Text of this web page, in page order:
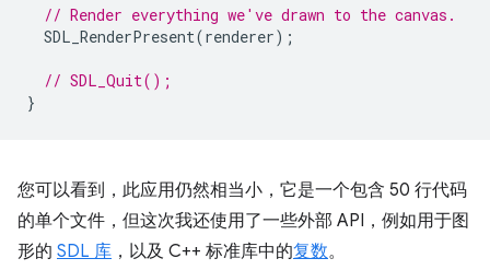
// Render everything we've drawn to the canvas.
SDL_RenderPresent(renderer);
// SDL_Quit();
}
您可以看到，此应用仍然相当小，它是一个包含 50 行代码
的单个文件，但这次我还使用了一些外部 API，例如用于图
形的 SDL 库 ，以及 C++ 标准库中的复数。